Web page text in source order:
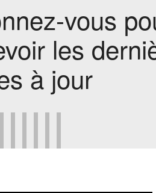
vous
les
à jour